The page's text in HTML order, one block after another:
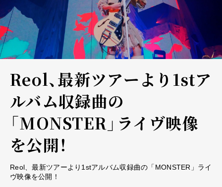
Reol、最新ツアーより1stア
ルバム収録曲の
「MONSTER」ライヴ映像
を公開！
Reol、最新ツアーより1stアルバム収録曲の「MONSTER」ライ
ヴ映像を公開！